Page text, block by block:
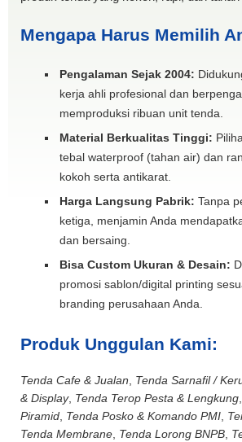
Mengapa Harus Memilih
Pengalaman Sejak 2004:
kerja ahli profesional dan
memproduksi ribuan unit tenda.
Material Berkualitas Tinggi:
tebal waterproof (tahan air) dan
kokoh serta antikarat.
Harga Langsung Pabrik: Tanpa
ketiga, menjamin Anda
dan bersaing.
Bisa Custom Ukuran & Desain:
promosi sablon/digital printing
branding perusahaan Anda.
Produk Unggulan Kami:
Tenda Cafe & Jualan Tenda Sarnafil /
& Display, Tenda Terop Pesta & Lengkung
Piramid Tenda Posko & Komando PMI
Tenda Membrane Tenda Lorong BNPB